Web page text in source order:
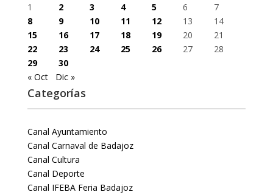
1
2 3 4 5 6
7
8
9 10 11 12 13
14
15
16 17 18 19 20
21
22
23 24 25 26 27
28
29
30
« Oct
Dic »
Categorías
Canal Ayuntamiento
Canal Carnaval de Badajoz
Canal Cultura
Canal Deporte
Canal IFEBA Feria Badajoz